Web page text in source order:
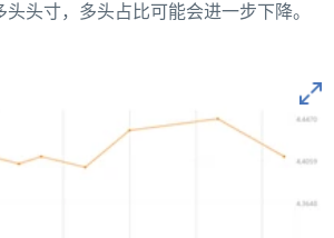
头寸，多头占比可能会进一步下降。